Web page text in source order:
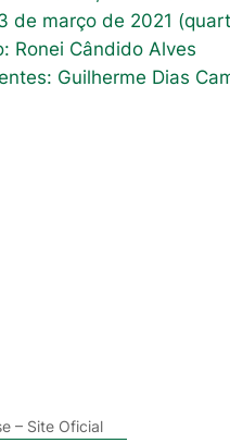
de março de 2021
Ronei Cândido Alves
Guilherme Dias
– Site Oficial